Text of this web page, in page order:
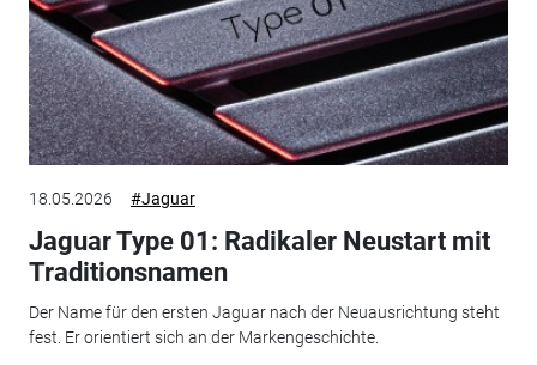
18.05.2026 #Jaguar
Jaguar Type 01: Radikaler Neustart mit
Traditionsnamen
Der Name für den ersten Jaguar nach der Neuausrichtung steht
fest. Er orientiert sich an der Markengeschichte.